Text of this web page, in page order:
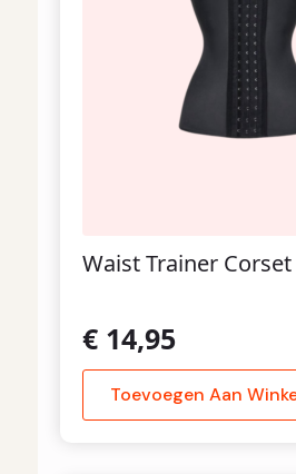
Waist Trainer
€ 14,95
Toevoegen Aan